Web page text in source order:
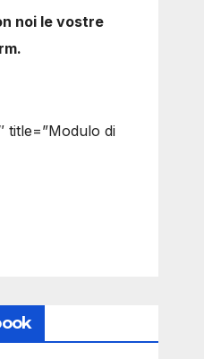
noi le vostre
title=”Modulo di